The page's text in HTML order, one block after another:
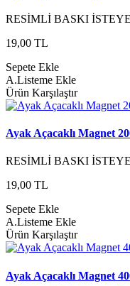
RESİMLİ BASKI
19,00 TL
Sepete Ekle
A.Listeme Ekle
Ürün Karşılaştır
Ayak Açacaklı Magnet
RESİMLİ BASKI
19,00 TL
Sepete Ekle
A.Listeme Ekle
Ürün Karşılaştır
Ayak Açacaklı Magnet